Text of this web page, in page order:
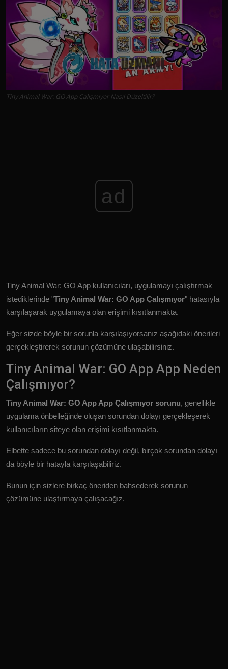
Tiny Animal War: GO App Çalışmıyor Nasıl Düzeltilir?
ad
Tiny Animal War: GO App kullanıcıları, uygulamayı çalıştırmak
istediklerinde "Tiny Animal War: GO App Çalışmıyor" hatasıyla
karşılaşarak uygulamaya olan erişimi kısıtlanmakta.
Eğer sizde böyle bir sorunla karşılaşıyorsanız aşağıdaki önerileri
gerçekleştirerek sorunun çözümüne ulaşabilirsiniz.
Tiny Animal War: GO App App Neden
Çalışmıyor?
Tiny Animal War: GO App App Çalışmıyor sorunu, genellikle
uygulama önbelleğinde oluşan sorundan dolayı gerçekleşerek
kullanıcıların siteye olan erişimi kısıtlanmakta.
Elbette sadece bu sorundan dolayı değil, birçok sorundan dolayı
da böyle bir hatayla karşılaşabiliriz.
Bunun için sizlere birkaç öneriden bahsederek sorunun
çözümüne ulaştırmaya çalışacağız.